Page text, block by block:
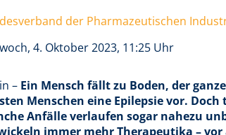
der Pharmazeutischen
4. Oktober 2023, 11:25 Uhr
– Ein Mensch fällt zu Boden, der
Menschen eine Epilepsie vor.
Anfälle verlaufen sogar nahezu
immer mehr Therapeutika –